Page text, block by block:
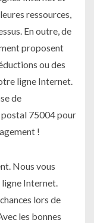
ressources,
En outre, de
proposent
ou des
ligne Internet.
de
postal 75004 pour
!
Nous vous
Internet.
lors de
les bonnes